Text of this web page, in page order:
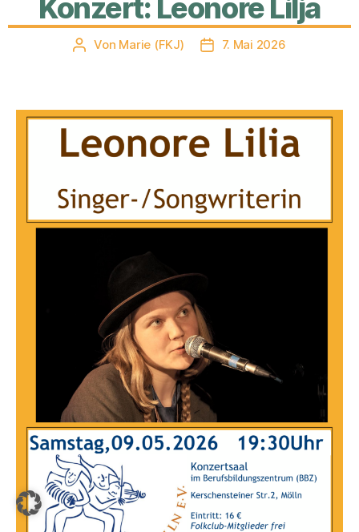
Konzert: Leonore Lilja
Beitragsautor
Von Marie (FKJ) Veröffentlichungsdatum
7. Mai 2026